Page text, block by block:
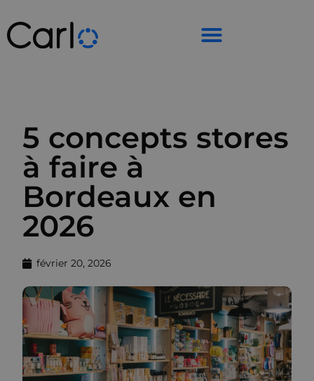
5 concepts stores
à faire à
Bordeaux en
2026
février 20, 2026